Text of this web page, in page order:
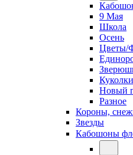
9 Мая
Школа
Осень
Цветы/
Куколки
Новый
Разное
Короны,
Звезды
Кабошоны